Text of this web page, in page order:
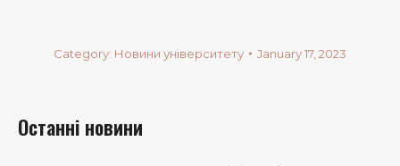
Category: Новини університету January 17, 2023
Останні новини